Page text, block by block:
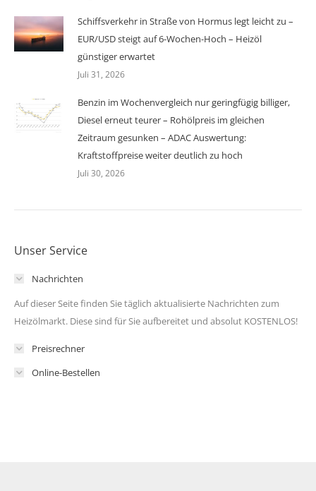
Schiffsverkehr in Straße von Hormus legt leicht zu –
EUR/USD steigt auf 6-Wochen-Hoch – Heizöl
günstiger erwartet
Juli 31, 2026
Benzin im Wochenvergleich nur geringfügig billiger,
Diesel erneut teurer – Rohölpreis im gleichen
Zeitraum gesunken – ADAC Auswertung:
Kraftstoffpreise weiter deutlich zu hoch
Juli 30, 2026
Unser Service
Nachrichten
Auf dieser Seite finden Sie täglich aktualisierte Nachrichten zum
Heizölmarkt. Diese sind für Sie aufbereitet und absolut KOSTENLOS!
Preisrechner
Online-Bestellen